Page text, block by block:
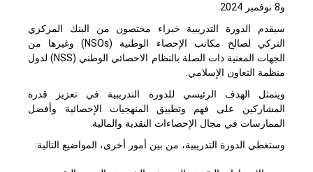
.
سيقدم الدورة التدريبية خبراء مختصون من البنك المركزي
التركي لصالح مكاتب الإحصاء الوطنية ( NSOs) وغيرها من
الجهات المعنية ذات الصلة بالنظام الاحصائي الوطني ( NSS) لدول
منظمة التعاون الإسلامي.
ويتمثل الهدف الرئيسي للدورة التدريبية في تعزيز قدرة
المشاركين على فهم وتطبيق المنهجيات الإحصائية وأفضل
الممارسات في مجال الإحصاءات النقدية والمالية.
وستغطي الدورة التدريبية، من بين أمور أخرى، المواضيع التالية: